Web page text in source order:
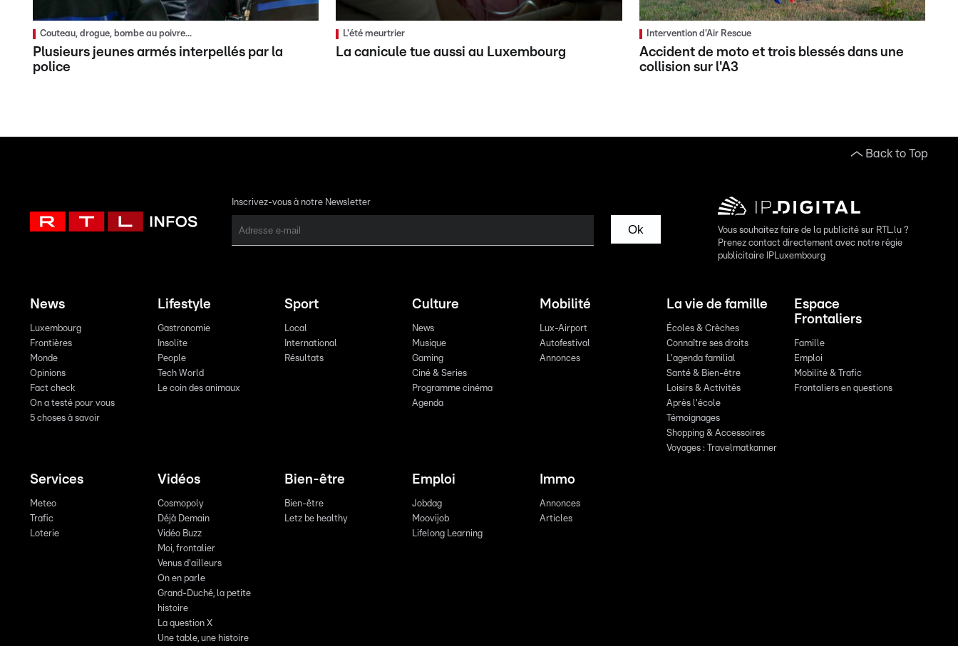
Couteau, drogue, bombe au poivre...
Plusieurs jeunes armés interpellés par la
police
L'été meurtrier
La canicule tue aussi au Luxembourg
Intervention d'Air Rescue
Accident de moto et trois blessés dans une
collision sur l'A3
Back to Top
Inscrivez-vous à notre Newsletter
Ok
Vous souhaitez faire de la publicité sur RTL.lu ?
Prenez contact directement avec notre régie
publicitaire IPLuxembourg
News
Luxembourg
Frontières
Monde
Opinions
Fact check
On a testé pour vous
5 choses à savoir
Lifestyle
Gastronomie
Insolite
People
Tech World
Le coin des animaux
Sport
Local
International
Résultats
Culture
News
Musique
Gaming
Ciné & Series
Programme cinéma
Agenda
Mobilité
Lux-Airport
Autofestival
Annonces
La vie de famille
Écoles & Crèches
Connaître ses droits
L'agenda familial
Santé & Bien-être
Loisirs & Activités
Après l'école
Témoignages
Shopping & Accessoires
Voyages : Travelmatkanner
Espace
Frontaliers
Famille
Emploi
Mobilité & Trafic
Frontaliers en questions
Services
Meteo
Trafic
Loterie
Vidéos
Cosmopoly
Déjà Demain
Vidéo Buzz
Moi, frontalier
Venus d'ailleurs
On en parle
Grand-Duché, la petite
histoire
La question X
Une table, une histoire
Bien-être
Bien-être
Letz be healthy
Emploi
Jobdag
Moovijob
Lifelong Learning
Immo
Annonces
Articles